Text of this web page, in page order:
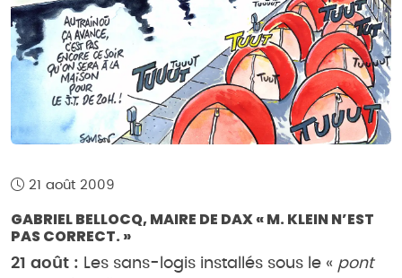
21 août 2009
GABRIEL BELLOCQ, MAIRE DE DAX « M. KLEIN N’EST
PAS CORRECT. »
21 août : Les sans-logis installés sous le « pont